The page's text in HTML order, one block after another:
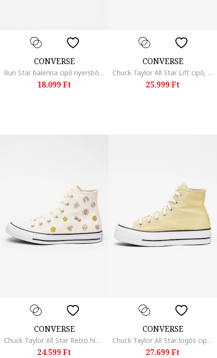
CONVERSE
Run Star balerina cipő nyersbőr részletekkel, Neonsárga
18.099 Ft
CONVERSE
Chuck Taylor All Star Lift cipő, Halványzöld
25.999 Ft
CONVERSE
Chuck Taylor All Star Retro hímzett sneaker, Rózsaszín/Krémszín
24.599 Ft
CONVERSE
Chuck Taylor All Star logós cipő, Halványzöld
27.699 Ft